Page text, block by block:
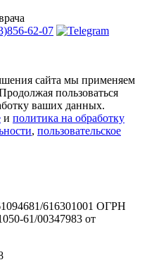
62-07
сайта мы применяем
пользоваться
ваших данных.
и политика на обработку
, пользовательское
616301001 ОГРН
61/00347983 от